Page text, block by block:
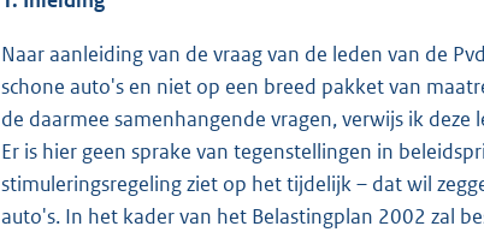
Naar aanleiding van de vraag van de leden van de
schone auto's en niet op een breed pakket van
de daarmee samenhangende vragen, verwijs ik
Er is hier geen sprake van tegenstellingen in
stimuleringsregeling ziet op het tijdelijk – dat wil
auto's. In het kader van het Belastingplan 2002 zal